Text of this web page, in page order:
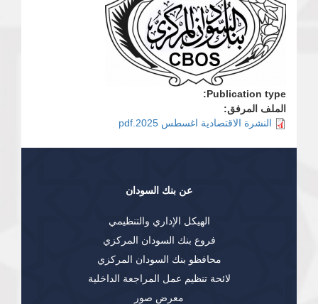
Publication type:
الملف المرفق:
النشرة الاقتصادية اغسطس 2025.pdf
عن بنك السودان
الهيكل الإداري والتنظيمي
فروع بنك السودان المركزي
محافظو بنك السودان المركزي
لائحة تنظيم عمل المراجعة الداخلية
معرض صور